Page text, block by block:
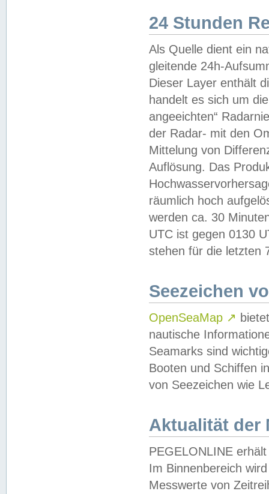
24 Stunden
Als Quelle dient ein
gleitende 24h-
Dieser Layer enthält
handelt es sich um
angeeichten“
der Radar- mit den
Mittelung von
Auflösung. Das
räumlich hoch
werden ca. 30
UTC ist gegen 0130
stehen für die letzten
Seezeichen
OpenSeaMap ↗
nautische
Seamarks sind
Booten und Schiffen
von Seezeichen wie
Aktualität der
PEGELONLINE
Im Binnenbereich
Messwerte von